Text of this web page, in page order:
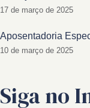
17 de março de 2025
Aposentadoria
10 de março de 2025
Siga no